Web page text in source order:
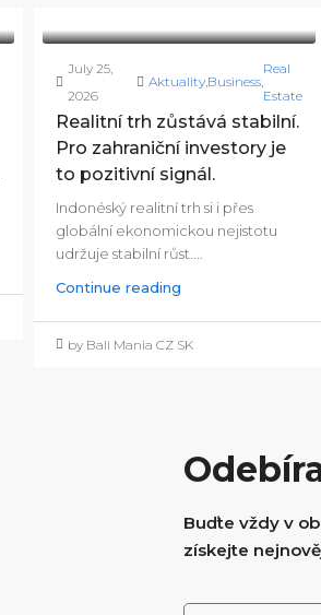
July 25,
2026
Aktuality,Business,
Real
Estate
Realitní trh zůstává stabilní.
Pro zahraniční investory je
to pozitivní signál.
Indonéský realitní trh si i přes
globální ekonomickou nejistotu
udržuje stabilní růst....
Continue reading
by Bali Mania CZ SK
Buďte vždy v
získejte